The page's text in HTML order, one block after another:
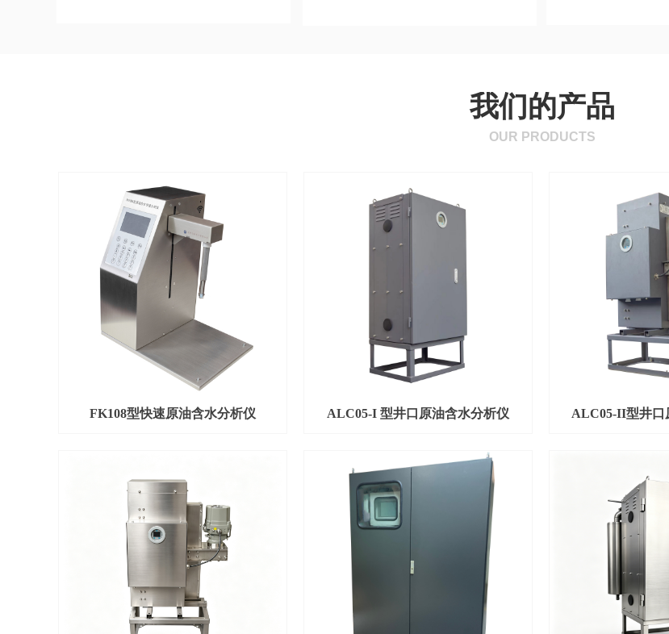
我们的产品
OUR PRODUCTS
FK108型快速原油含水分析仪 ALC05-I 型井口原油含水分析仪 ALC05-II型井口